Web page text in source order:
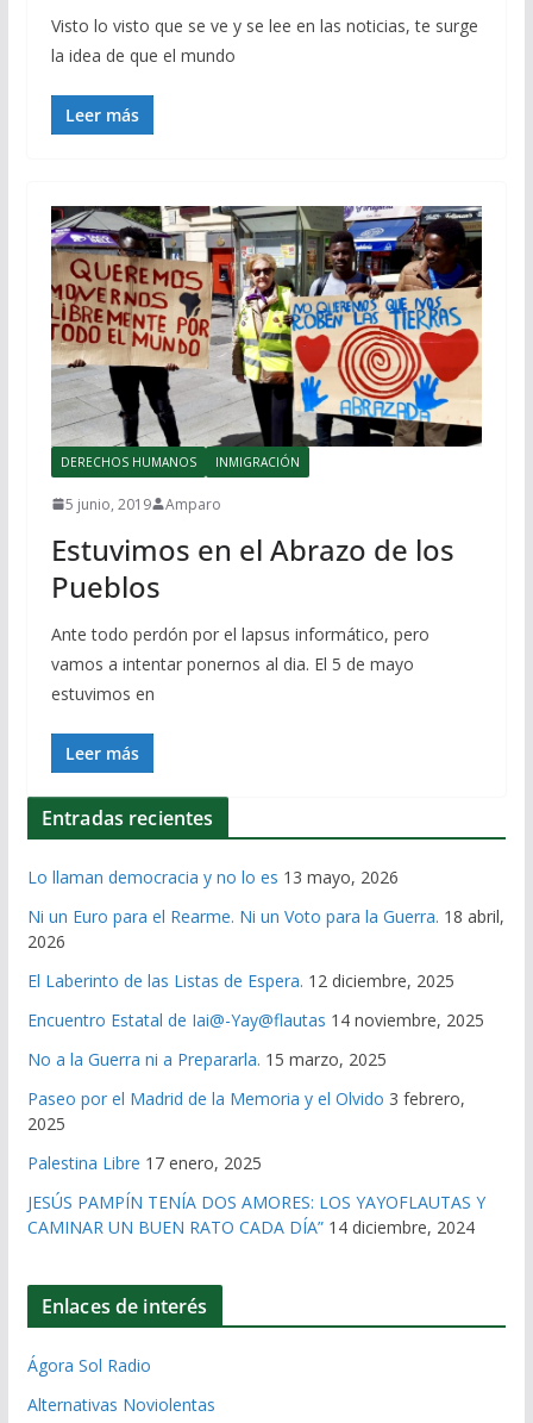
Visto lo visto que se ve y se lee en las noticias, te surge
la idea de que el mundo
Leer más
DERECHOS HUMANOS INMIGRACIÓN
5 junio, 2019 Amparo
Estuvimos en el Abrazo de los
Pueblos
Ante todo perdón por el lapsus informático, pero
vamos a intentar ponernos al dia. El 5 de mayo
estuvimos en
Leer más
Entradas recientes
Lo llaman democracia y no lo es 13 mayo, 2026
Ni un Euro para el Rearme. Ni un Voto para la Guerra. 18 abril,
2026
El Laberinto de las Listas de Espera. 12 diciembre, 2025
Encuentro Estatal de Iai@-Yay@flautas 14 noviembre, 2025
No a la Guerra ni a Prepararla. 15 marzo, 2025
Paseo por el Madrid de la Memoria y el Olvido 3 febrero,
2025
Palestina Libre 17 enero, 2025
JESÚS PAMPÍN TENÍA DOS AMORES: LOS YAYOFLAUTAS Y
CAMINAR UN BUEN RATO CADA DÍA” 14 diciembre, 2024
Enlaces de interés
Ágora Sol Radio
Alternativas Noviolentas